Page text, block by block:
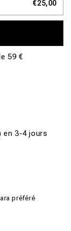
€25,00
59 €
en 3-4 jours
préféré